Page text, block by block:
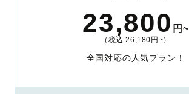
23,800 円~
（税込 26,180円~）
全国対応の人気プラン！